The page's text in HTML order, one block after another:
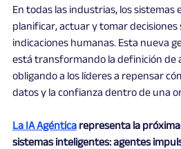
En todas las industrias, los sistemas
planificar, actuar y tomar decisiones
indicaciones humanas. Esta nueva
está transformando la definición de
obligando a los líderes a repensar
datos y la confianza dentro de una
La IA Agéntica representa la
sistemas inteligentes: agentes